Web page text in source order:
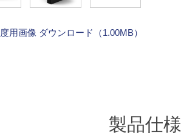
用画像 ダウンロード（1.00MB）
製品仕様